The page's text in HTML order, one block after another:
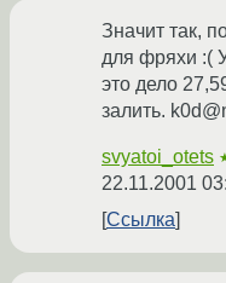
Значит так,
для фряхи :(
это дело
залить.
svyatoi_otets
22.11.2001
Ссылка